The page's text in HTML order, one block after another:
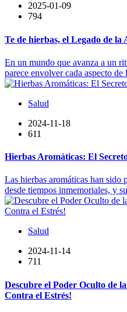
2025-01-09
794
Te de hierbas, el Legado de
En un mundo que avanza a un
parece envolver cada aspecto
Salud
2024-11-18
611
Hierbas Aromáticas: El
Las hierbas aromáticas han sido
desde tiempos inmemoriales, y
Salud
2024-11-14
711
Descubre el Poder Oculto de
Contra el Estrés!